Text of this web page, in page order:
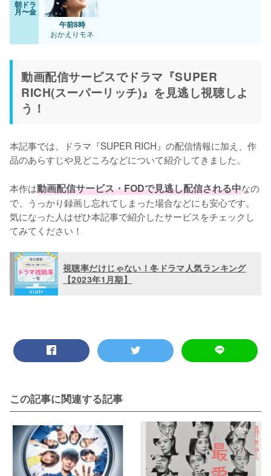
朝ドラ
月〜金
午前8時
おかえりモネ
動画配信サービスでドラマ『SUPER
RICH(スーパーリッチ)』を見逃し視聴しよ
う！
本記事では、ドラマ『SUPER RICH』の配信情報に加え、作
品のあらすじや見どころなどについて紹介してきました。
本作は動画配信サービス・FODで見逃し配信される中なの
で、うっかり録画し忘れてしまった場合などにも安心です。
気になった人はぜひ本記事で紹介したサービスをチェックし
てみてください！
視聴率だけじゃない！冬ドラマ人気ランキング
【2023年1月期】
この記事に関連する記事